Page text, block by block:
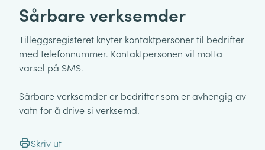
Sårbare verksemder
Tilleggsregisteret knyter kontaktpersoner til bedrifter
med telefonnummer. Kontaktpersonen vil motta
varsel på SMS.
Sårbare verksemder er bedrifter som er avhengig av
vatn for å drive si verksemd.
Skriv ut